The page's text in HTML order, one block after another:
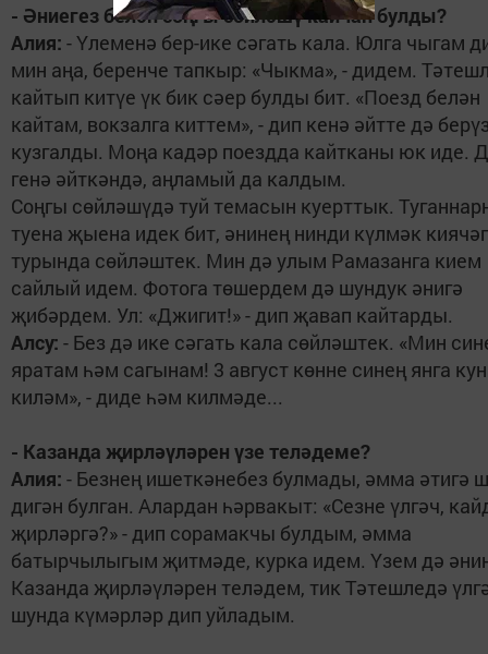
- Әниегез белән соңгы сөйләшү кайчан булды?
Алия: - Үлеменә бер-ике сәгать кала. Юлга чыгам
мин аңа, беренче тапкыр: «Чыкма», - дидем.
кайтып китүе үк бик сәер булды бит. «Поезд белән
кайтам, вокзалга киттем», - дип кенә әйтте дә
кузгалды. Моңа кадәр поездда кайтканы юк иде.
генә әйткәндә, аңламый да калдым.
Соңгы сөйләшүдә туй темасын куерттык.
туена җыена идек бит, әнинең нинди күлмәк
турында сөйләштек. Мин дә улым Рамазанга кием
сайлый идем. Фотога төшердем дә шундук әнигә
җибәрдем. Ул: «Джигит!» - дип җавап кайтарды.
Алсу: - Без дә ике сәгать кала сөйләштек. «Мин
яратам һәм сагынам! 3 август көнне синең янга
киләм», - диде һәм килмәде...
- Казанда җирләүләрен үзе теләдеме?
Алия: - Безнең ишеткәнебез булмады, әмма әтигә
дигән булган. Алардан һәрвакыт: «Сезне үлгәч,
җирләргә?» - дип сорамакчы булдым, әмма
батырчылыгым җитмәде, курка идем. Үзем дә
Казанда җирләүләрен теләдем, тик Тәтешледә
шунда күмәрләр дип уйладым.